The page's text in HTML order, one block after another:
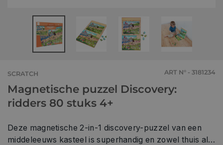
SCRATCH ART N° - 3181234
Magnetische puzzel Discovery:
ridders 80 stuks 4+
Deze magnetische 2-in-1 discovery-puzzel van een
middeleeuws kasteel is superhandig en zowel thuis als